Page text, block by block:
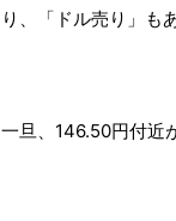
り、「ドル売り」も
一旦、146.50円付近